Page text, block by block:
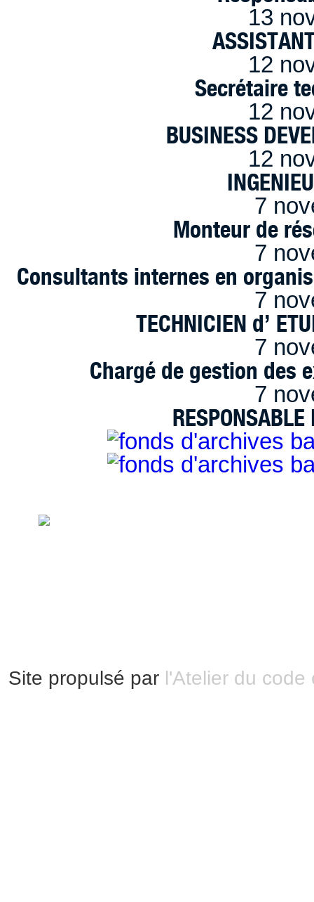
13
12
Secrétaire
12
BUSINESS
12
7
Monteur de
7
Consultants internes en
7
TECHNICIEN d’
7
Chargé de gestion des
7
Site propulsé par l'Atelier du